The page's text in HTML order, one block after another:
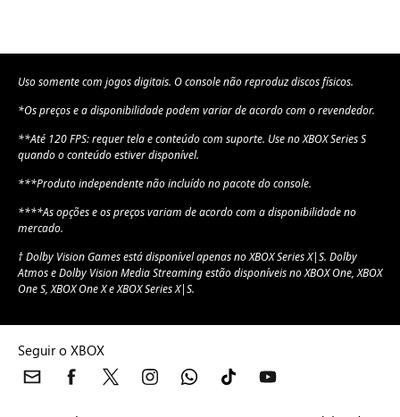
Uso somente com jogos digitais. O console não reproduz discos físicos.
*Os preços e a disponibilidade podem variar de acordo com o revendedor.
**Até 120 FPS: requer tela e conteúdo com suporte. Use no XBOX Series S
quando o conteúdo estiver disponível.
***Produto independente não incluído no pacote do console.
****As opções e os preços variam de acordo com a disponibilidade no
mercado.
† Dolby Vision Games está disponível apenas no XBOX Series X|S. Dolby
Atmos e Dolby Vision Media Streaming estão disponíveis no XBOX One, XBOX
One S, XBOX One X e XBOX Series X|S.
Seguir o XBOX